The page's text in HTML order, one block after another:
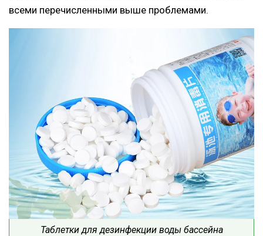
всеми перечисленными выше проблемами.
Таблетки для дезинфекции воды бассейна